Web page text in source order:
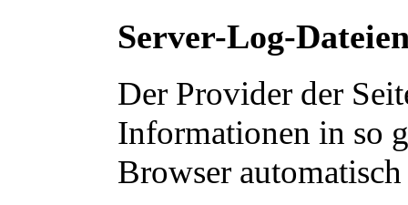
Server-Log-
Der Provider der
Informationen in so
Browser